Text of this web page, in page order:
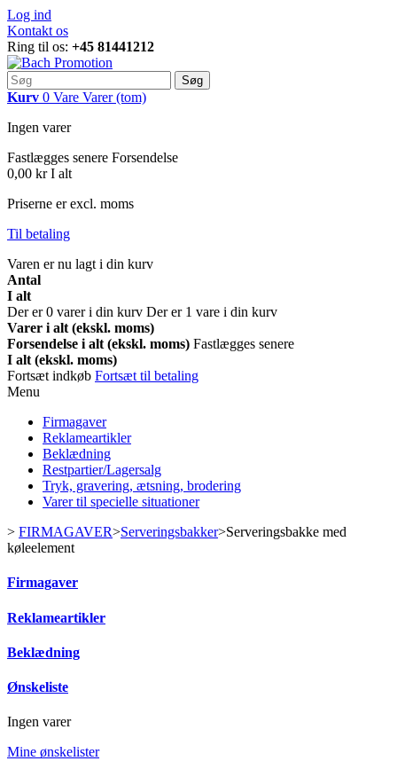
Log ind
Kontakt os
Ring til os: +45 81441212
Søg
Kurv 0 Vare Varer (tom)
Ingen varer
Fastlægges senere Forsendelse
0,00 kr I alt
Priserne er excl. moms
Til betaling
Varen er nu lagt i din kurv
Antal
I alt
Der er0 varer i din kurv Der er 1 vare i din kurv
Varer i alt (ekskl. moms)
Forsendelse i alt (ekskl. moms) Fastlægges senere
I alt (ekskl. moms)
Fortsæt indkøb Fortsæt til betaling
Menu
Firmagaver
Reklameartikler
Beklædning
Restpartier/Lagersalg
Tryk, gravering, ætsning, brodering
Varer til specielle situationer
> FIRMAGAVER>Serveringsbakker>Serveringsbakke med
køleelement
Firmagaver
Reklameartikler
Beklædning
Ønskeliste
Ingen varer
Mine ønskelister